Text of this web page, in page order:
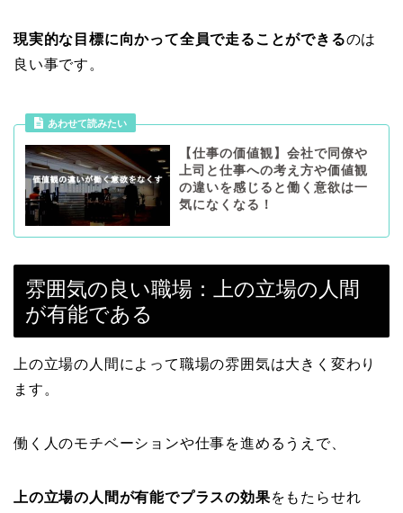
現実的な目標に向かって全員で走ることができるのは
良い事です。
あわせて読みたい
【仕事の価値観】会社で同僚や
上司と仕事への考え方や価値観
の違いを感じると働く意欲は一
気になくなる！
雰囲気の良い職場：上の立場の人間
が有能である
上の立場の人間によって職場の雰囲気は大きく変わり
ます。
働く人のモチベーションや仕事を進めるうえで、
上の立場の人間が有能でプラスの効果をもたらせれ